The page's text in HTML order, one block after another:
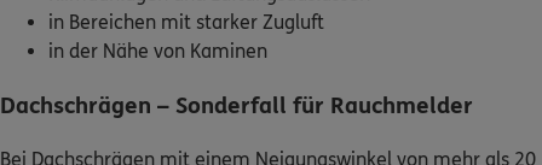
in der Nähe von Kaminen
Bei Dachschrägen mit einem Neigungswinkel von mehr als 20
° zur Horizontalen kann sich in der Spitze der Schräge ein